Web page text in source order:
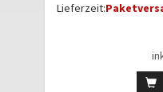
Lieferzeit: